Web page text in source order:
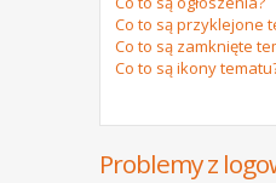
Co to są przyklejone
Co to są zamknięte
Co to są ikony
Problemy z